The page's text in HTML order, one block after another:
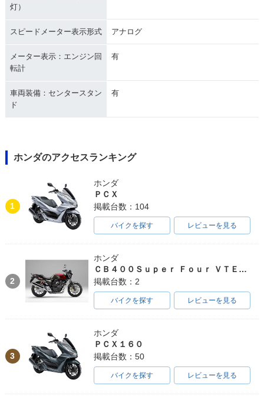
灯）
スピードメーター表示形式 アナログ
メーター表示：エンジン回
転計
有
車両装備：センタースタン
ド
有
ホンダのアクセスランキング
1
ホンダ
ＰＣＸ
掲載台数：104
バイクを探す レビューを見る
2
ホンダ
ＣＢ４００Ｓｕｐｅｒ Ｆｏｕｒ ＶＴＥＣ ＳＰＥＣ３
掲載台数：2
バイクを探す レビューを見る
3
ホンダ
ＰＣＸ１６０
掲載台数：50
バイクを探す レビューを見る